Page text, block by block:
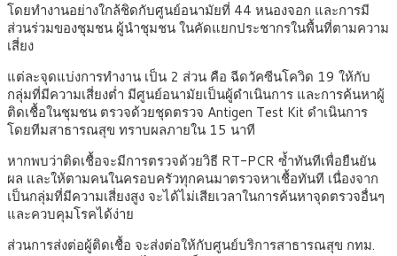
โดยทำงานอย่างใกล้ชิดกับศูนย์อนามัยที่ 44 หนองจอก และการมี
ส่วนร่วมของชุมชน ผู้นำชุมชน ในคัดแยกประชากรในพื้นที่ตามความ
เสี่ยง
แต่ละจุดแบ่งการทำงาน เป็น 2 ส่วน คือ ฉีดวัคซีนโควิด 19 ให้กับ
กลุ่มที่มีความเสี่ยงต่ำ มีศูนย์อนามัยเป็นผู้ดำเนินการ และการค้นหาผู้
ติดเชื้อในชุมชน ตรวจด้วยชุดตรวจ Antigen Test Kit ดำเนินการ
โดยทีมสาธารณสุข ทราบผลภายใน 15 นาที
หากพบว่าติดเชื้อจะมีการตรวจด้วยวิธี RT-PCR ซ้ำทันทีเพื่อยืนยัน
ผล และให้ตามคนในครอบครัวทุกคนมาตรวจหาเชื้อทันที เนื่องจาก
เป็นกลุ่มที่มีความเสี่ยงสูง จะได้ไม่เสียเวลาในการค้นหาจุดตรวจอื่นๆ
และควบคุมโรคได้ง่าย
ส่วนการส่งต่อผู้ติดเชื้อ จะส่งต่อให้กับศูนย์บริการสาธารณสุข กทม.